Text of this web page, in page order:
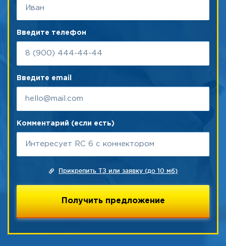
Введите телефон
Введите email
Комментарий (если есть)
Прикрепить ТЗ или заявку (до 10 мб)